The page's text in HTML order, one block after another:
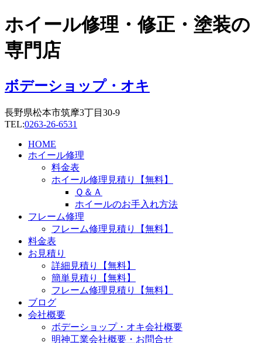
コ
ン
テ
ン
に
ス
ッ
プ
ホイール修理・修正・塗装の
専門店
ボデーショップ・オキ
長野県松本市筑摩3丁目30-9
TEL:0263-26-6531
HOME
ホイール修理
料金表
ホイール修理見積り【無料】
Ｑ＆Ａ
ホイールのお手入れ方法
フレーム修理
フレーム修理見積り【無料】
料金表
お見積り
詳細見積り【無料】
簡単見積り【無料】
フレーム修理見積り【無料】
ブログ
会社概要
ボデーショップ・オキ会社概要
明神工業会社概要・お問合せ